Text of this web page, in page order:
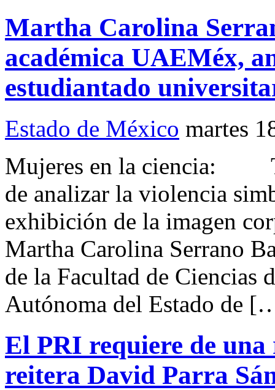
Martha Carolina
académica UAEMéx,
estudiantado
Estado de México martes
Mujeres en la ciencia:
de analizar la violencia
exhibición de la imagen
Martha Carolina Serrano
de la Facultad de Ciencias
Autónoma del Estado de
El PRI requiere de
reitera David Parra